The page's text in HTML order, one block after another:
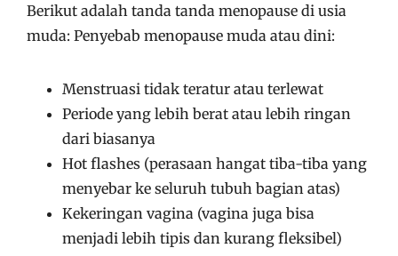
Berikut adalah tanda tanda menopause di usia
muda: Penyebab menopause muda atau dini:
Menstruasi tidak teratur atau terlewat
Periode yang lebih berat atau lebih ringan
dari biasanya
Hot flashes (perasaan hangat tiba-tiba yang
menyebar ke seluruh tubuh bagian atas)
Kekeringan vagina (vagina juga bisa
menjadi lebih tipis dan kurang fleksibel)